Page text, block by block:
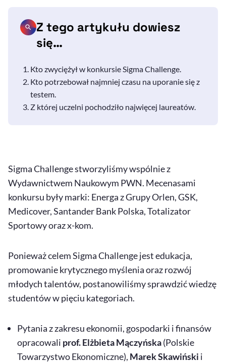
Z tego artykułu dowiesz
się…
Kto zwyciężył w konkursie Sigma Challenge.
Kto potrzebował najmniej czasu na uporanie się z
testem.
Z której uczelni pochodziło najwięcej laureatów.
Sigma Challenge stworzyliśmy wspólnie z
Wydawnictwem Naukowym PWN. Mecenasami
konkursu były marki: Energa z Grupy Orlen, GSK,
Medicover, Santander Bank Polska, Totalizator
Sportowy oraz x-kom.
Ponieważ celem Sigma Challenge jest edukacja,
promowanie krytycznego myślenia oraz rozwój
młodych talentów, postanowiliśmy sprawdzić wiedzę
studentów w pięciu kategoriach.
Pytania z zakresu ekonomii, gospodarki i finansów
opracowali prof. Elżbieta Mączyńska(Polskie
Towarzystwo Ekonomiczne), Marek Skawiński i